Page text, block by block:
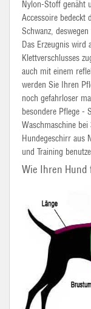
Nylon-Stoff genäht
Accessoire bedeckt
Schwanz,
Das Erzeugnis wird
Klettverschlusses
auch mit einem
werden Sie Ihren
noch gefahrloser
besondere Pflege -
Waschmaschine
Hundegeschirr aus
und Training
Wie Ihren Hund